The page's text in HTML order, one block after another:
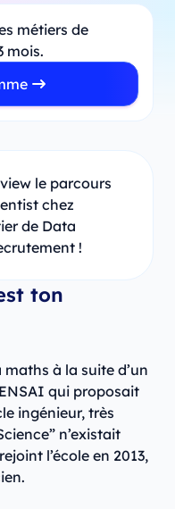
métiers de
mois.
le parcours
chez
de Data
!
ton
à la suite d’un
qui proposait
ingénieur, très
n’existait
l’école en 2013,